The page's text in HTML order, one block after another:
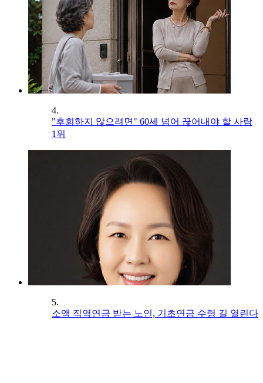
4.
"후회하지 않으려면" 60세 넘어 끊어내야 할 사람
1위
5.
소액 직역연금 받는 노인, 기초연금 수령 길 열린다